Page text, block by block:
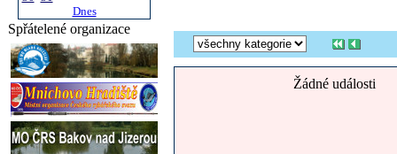
Dnes
Spřátelené organizace
Žádné události